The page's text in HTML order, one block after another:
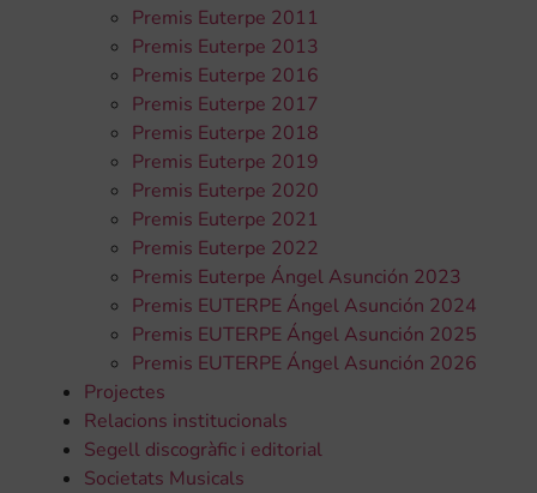
Premis Euterpe 2011
Premis Euterpe 2013
Premis Euterpe 2016
Premis Euterpe 2017
Premis Euterpe 2018
Premis Euterpe 2019
Premis Euterpe 2020
Premis Euterpe 2021
Premis Euterpe 2022
Premis Euterpe Ángel Asunción 2023
Premis EUTERPE Ángel Asunción 2024
Premis EUTERPE Ángel Asunción 2025
Premis EUTERPE Ángel Asunción 2026
Projectes
Relacions institucionals
Segell discogràfic i editorial
Societats Musicals